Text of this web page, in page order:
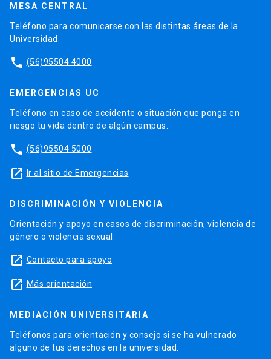
MESA CENTRAL
Teléfono para comunicarse con las distintas áreas de la
Universidad.
phone (56)95504 4000
EMERGENCIAS UC
Teléfono en caso de accidente o situación que ponga en
riesgo tu vida dentro de algún campus.
phone (56)95504 5000
launch Ir al sitio de Emergencias
DISCRIMINACIÓN Y VIOLENCIA
Orientación y apoyo en casos de discriminación, violencia de
género o violencia sexual.
launch Contacto para apoyo
launch Más orientación
MEDIACIÓN UNIVERSITARIA
Teléfonos para orientación y consejo si se ha vulnerado
alguno de tus derechos en la universidad.